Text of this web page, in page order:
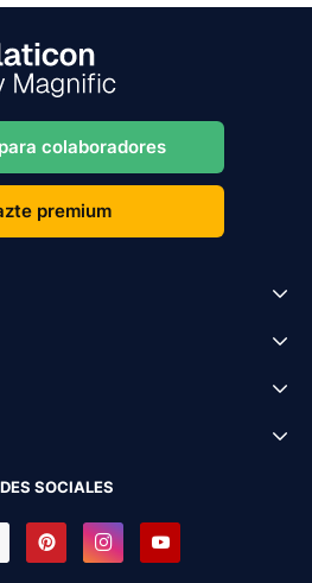
colaboradores
premium
SOCIALES